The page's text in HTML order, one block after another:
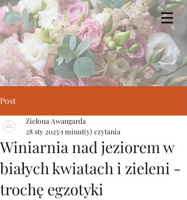
Zielona Awangarda
Post
Winiarnia nad jeziorem w
białych kwiatach i zieleni -
trochę egzotyki
Zielona Awangarda
28 sty 20251 minut(y) czytania